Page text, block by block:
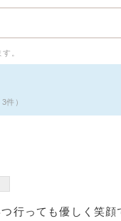
。
件）
行っても優しく笑顔